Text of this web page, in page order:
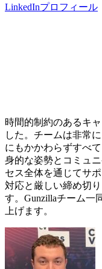
LinkedInプロフィール
時間的制約のあるキ
した。チームは非常
にもかかわらずすべ
身的な姿勢とコミュ
セス全体を通じてサ
対応と厳しい締め切
す。Gunzillaチーム一
上げます。